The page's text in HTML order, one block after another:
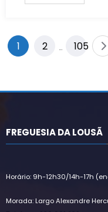
Paginação
1 2 105
FREGUESIA DA LOUSÃ
Horário: 9h-12h30/14h-17h
Morada: Largo Alexandre